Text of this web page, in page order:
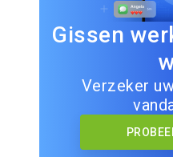
Gissen
Verzeker